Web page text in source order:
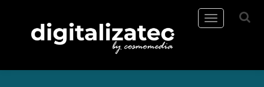
Toggle
navigation